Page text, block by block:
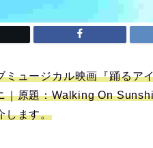
ミュージカル映画『踊るア
｜原題：Walking On
します。